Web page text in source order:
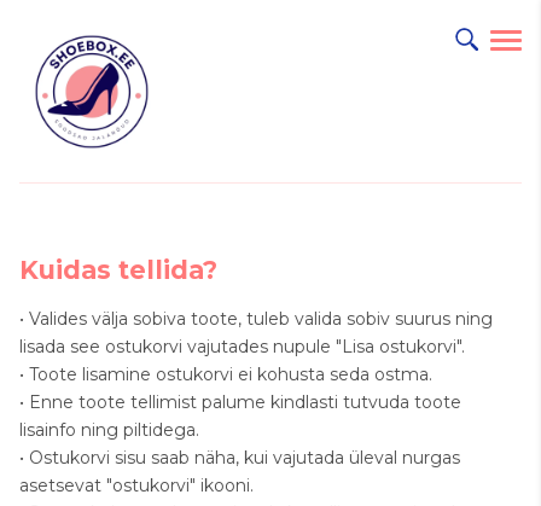
Kuidas tellida?
• Valides välja sobiva toote, tuleb valida sobiv suurus ning
lisada see ostukorvi vajutades nupule "Lisa ostukorvi".
• Toote lisamine ostukorvi ei kohusta seda ostma.
• Enne toote tellimist palume kindlasti tutvuda toote
lisainfo ning piltidega.
• Ostukorvi sisu saab näha, kui vajutada üleval nurgas
asetsevat "ostukorvi" ikooni.